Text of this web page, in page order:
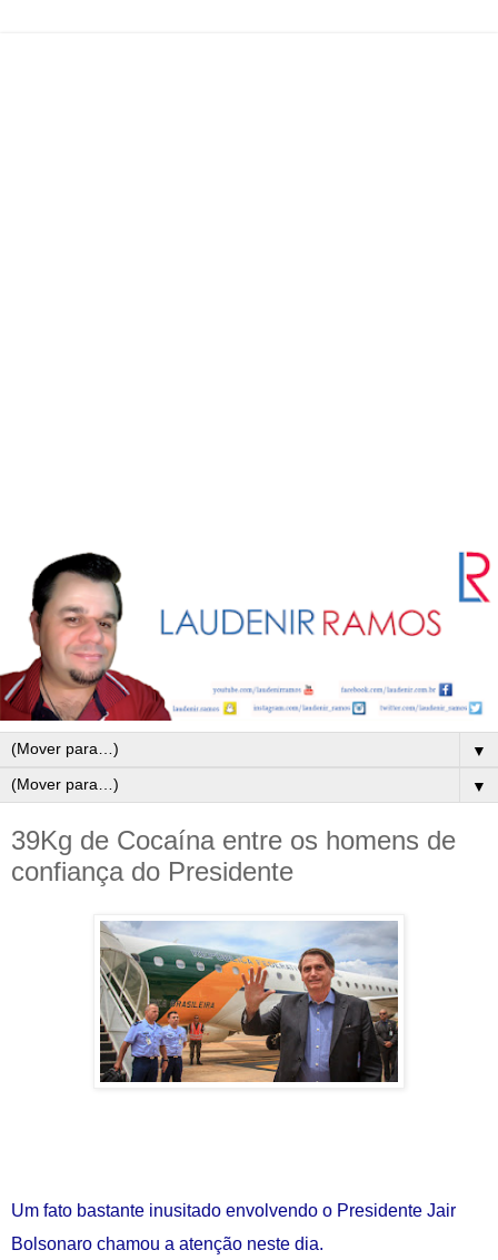
▼
▼
39Kg de Cocaína entre os homens de
confiança do Presidente
Um fato bastante inusitado envolvendo o Presidente Jair
Bolsonaro chamou a atenção neste dia.